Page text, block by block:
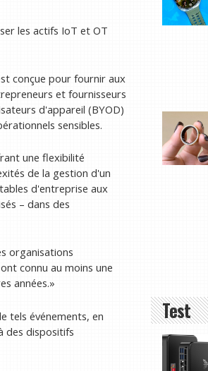
les actifs IoT et OT
conçue pour fournir aux
et fournisseurs
d'appareil (BYOD)
sensibles.
une flexibilité
de la gestion d'un
d'entreprise aux
– dans des
organisations
connu au moins une
années.»
tels événements, en
des dispositifs
Test